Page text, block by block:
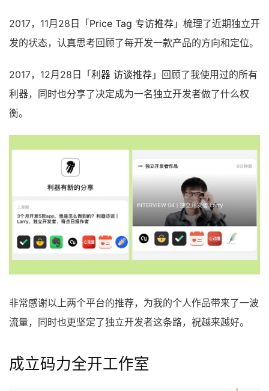
2017，11月28日 「Price Tag 专访推荐」 梳理了近期独立开
发的状态，认真思考回顾了每开发一款产品的方向和定位。
2017，12月28日 「利器 访谈推荐」 回顾了我使用过的所有
利器，同时也分享了决定成为一名独立开发者做了什么权
衡。
非常感谢以上两个平台的推荐，为我的个人作品带来了一波
流量，同时也更坚定了独立开发者这条路，祝越来越好。
成立码力全开工作室